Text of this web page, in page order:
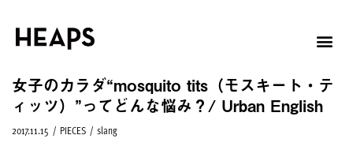
女子のカラダ“mosquito tits（モスキート・テ
ィッツ）”ってどんな悩み？/ Urban English
2017.11.15 / PIECES / slang